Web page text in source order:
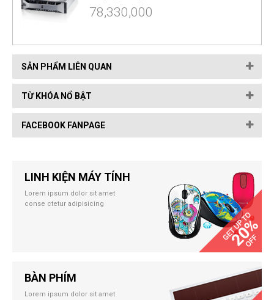
78,330,000
SẢN PHẨM LIÊN QUAN
TỪ KHÓA NỔ BẬT
FACEBOOK FANPAGE
LINH KIỆN MÁY TÍNH
Lorem ipsum dolor sit amet
conse ctetur adipisicing
BÀN PHÍM
Lorem ipsum dolor sit amet